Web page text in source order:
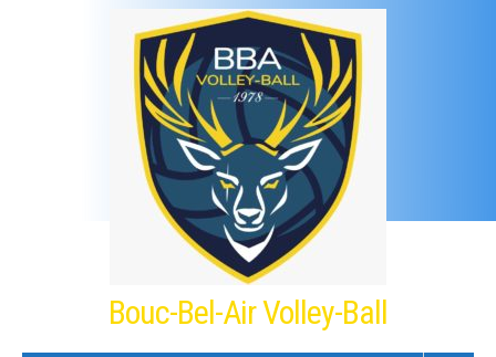
Bouc-Bel-Air Volley-Ball